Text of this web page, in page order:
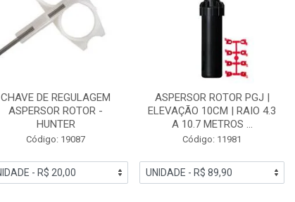
CHAVE DE REGULAGEM
ASPERSOR ROTOR -
HUNTER
Código: 19087
ASPERSOR ROTOR PGJ |
ELEVAÇÃO 10CM | RAIO 4.3
A 10.7 METROS ...
Código: 11981